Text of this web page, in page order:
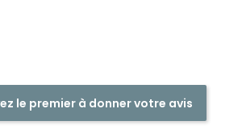
le premier à donner votre avis